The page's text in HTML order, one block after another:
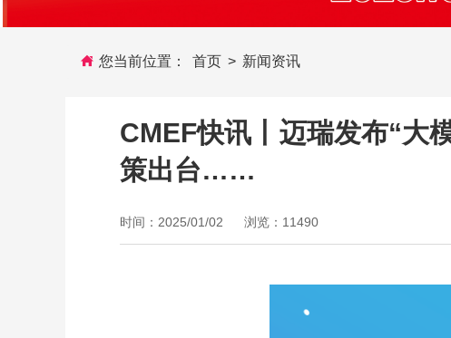
您当前位置： 首页 > 新闻资讯
CMEF快讯丨迈瑞发布“大
策出台……
时间：2025/01/02 浏览：11490